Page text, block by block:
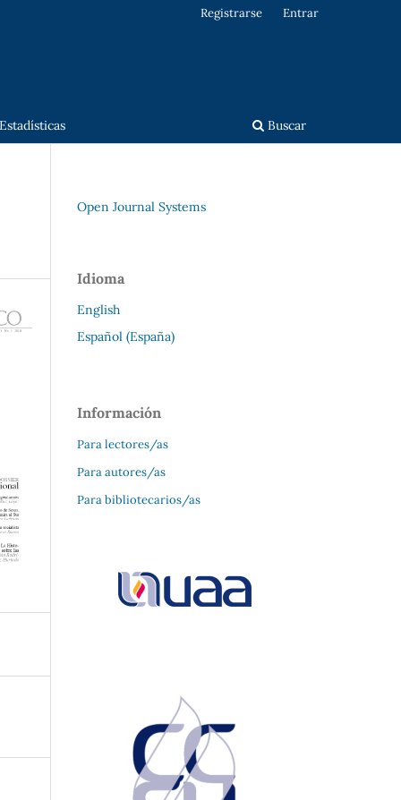
Estadísticas Buscar
Registrarse Entrar
Open Journal Systems
Idioma
English
Español (España)
Información
Para lectores/as
Para autores/as
Para bibliotecarios/as